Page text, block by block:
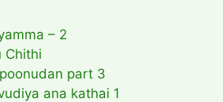
– 2
Chithi
part 3
ana kathai 1